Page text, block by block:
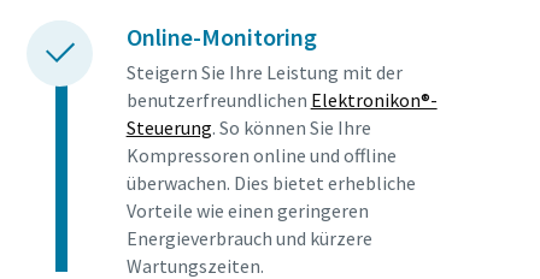
Online-Monitoring
Steigern Sie Ihre Leistung mit der
benutzerfreundlichen Elektronikon®-
Steuerung. So können Sie Ihre
Kompressoren online und offline
überwachen. Dies bietet erhebliche
Vorteile wie einen geringeren
Energieverbrauch und kürzere
Wartungszeiten.